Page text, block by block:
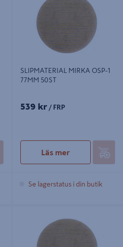
SLIPMATERIAL MIRKA OSP-1
77MM 50ST
539 kr / FRP
Läs mer
Se lagerstatus i din butik
DISC 150MM OSP-3